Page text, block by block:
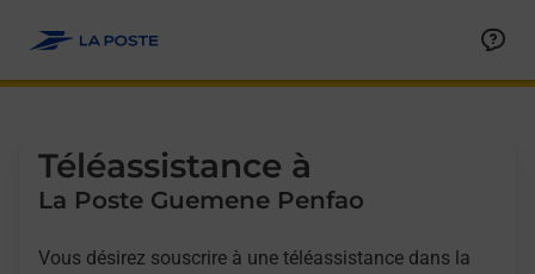
Téléassistance à
La Poste Guemene Penfao
Vous désirez souscrire à une téléassistance dans la